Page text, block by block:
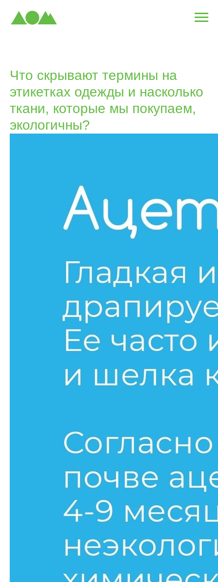
Что скрывают термины на
этикетках одежды и насколько
ткани, которые мы покупаем,
экологичны?